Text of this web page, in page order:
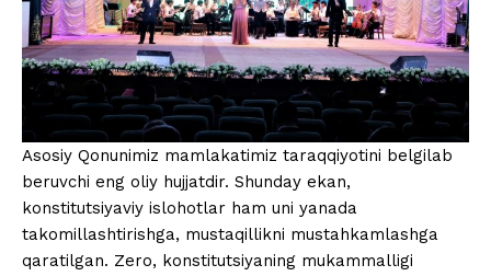
Asosiy Qonunimiz mamlakatimiz taraqqiyotini belgilab
beruvchi eng oliy hujjatdir. Shunday ekan,
konstitutsiyaviy islohotlar ham uni yanada
takomillashtirishga, mustaqillikni mustahkamlashga
qaratilgan. Zero, konstitutsiyaning mukammalligi